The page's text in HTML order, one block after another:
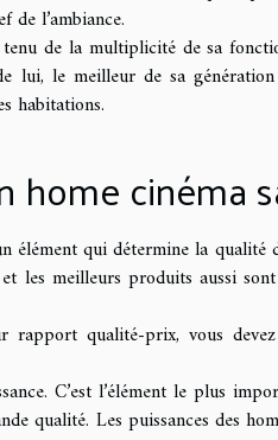
de l’ambiance.
de la multiplicité de sa
lui, le meilleur de sa
habitations.
home cinéma
élément qui détermine la
les meilleurs produits aussi
rapport qualité-prix, vous
C’est l’élément le plus
qualité. Les puissances des